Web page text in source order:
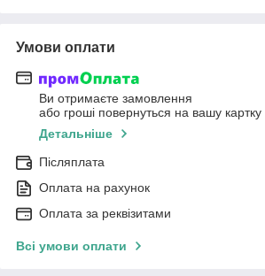
Умови оплати
Ви отримаєте замовлення
або гроші повернуться на вашу картку
Детальніше
Післяплата
Оплата на рахунок
Оплата за реквізитами
Всі умови оплати